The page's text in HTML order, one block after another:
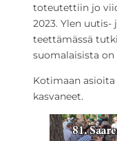
toteutettiin jo
2023. Ylen
teettämässä
suomalaisista on
Kotimaan
kasvaneet.